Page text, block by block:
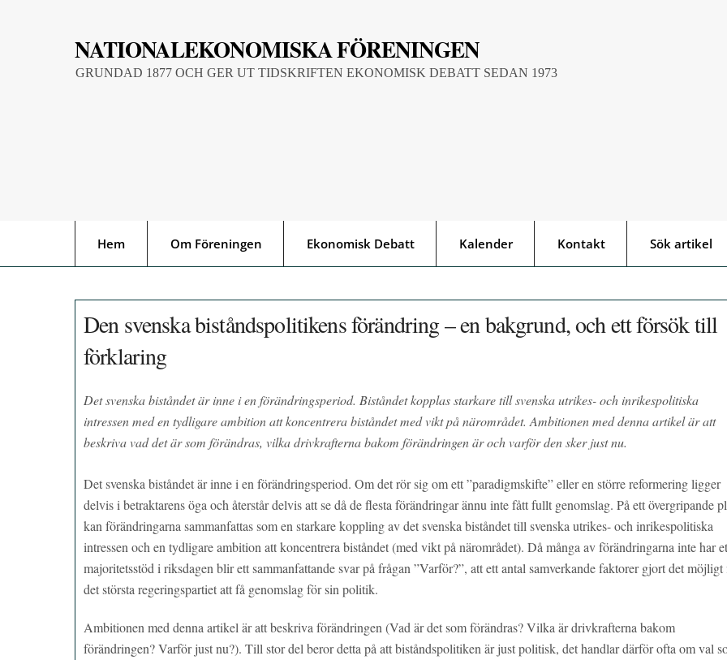
NATIONALEKONOMISKA FÖRENINGEN
GRUNDAD 1877 OCH GER UT TIDSKRIFTEN EKONOMISK DEBATT SEDAN 1973
Hem Om Föreningen Ekonomisk Debatt Kalender Kontakt Sök artikel
Den svenska biståndspolitikens förändring – en bakgrund, och ett försök till
förklaring
Det svenska biståndet är inne i en förändringsperiod. Biståndet kopplas starkare till svenska utrikes- och inrikespolitiska
intressen med en tydligare ambition att koncentrera biståndet med vikt på närområdet. Ambitionen med denna artikel är att
beskriva vad det är som förändras, vilka drivkrafterna bakom förändringen är och varför den sker just nu.
Det svenska biståndet är inne i en förändringsperiod. Om det rör sig om ett ”paradigmskifte” eller en större reformering ligger
delvis i betraktarens öga och återstår delvis att se då de flesta förändringar ännu inte fått fullt genomslag. På ett övergripande
kan förändringarna sammanfattas som en starkare koppling av det svenska biståndet till svenska utrikes- och inrikespolitiska
intressen och en tydligare ambition att koncentrera biståndet (med vikt på närområdet). Då många av förändringarna inte har
majoritetsstöd i riksdagen blir ett sammanfattande svar på frågan ”Varför?”, att ett antal samverkande faktorer gjort det
det största regeringspartiet att få genomslag för sin politik.
Ambitionen med denna artikel är att beskriva förändringen (Vad är det som förändras? Vilka är drivkrafterna bakom
förändringen? Varför just nu?). Till stor del beror detta på att biståndspolitiken är just politisk, det handlar därför ofta om val